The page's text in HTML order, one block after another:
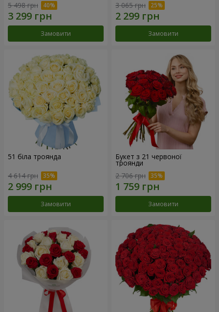
5 498 грн
Замовити
3 065 грн
Замовити
51 біла троянда
4 614 грн
Замовити
Букет з 21 червоної
троянди
2 706 грн
Замовити